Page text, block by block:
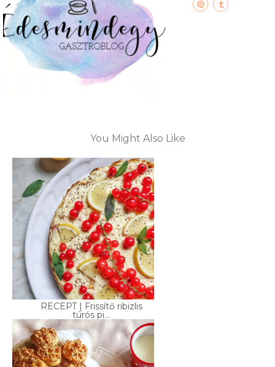
You Might Also Like
RECEPT | Frissítő ribizlis
túrós pi...